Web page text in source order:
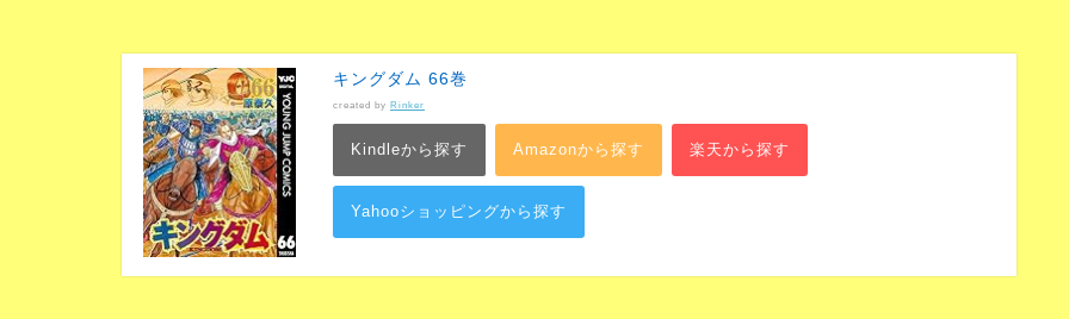
キングダム 66巻
created by Rinker
Kindleから探す Amazonから探す 楽天から探す
Yahooショッピングから探す